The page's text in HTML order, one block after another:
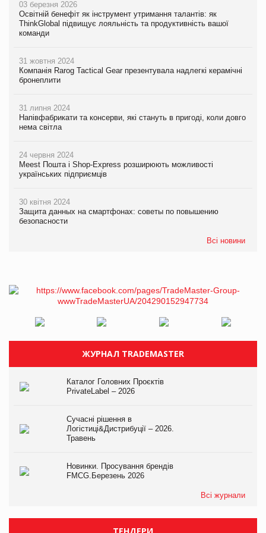
03 березня 2026
Освітній бенефіт як інструмент утримання талантів: як
ThinkGlobal підвищує лояльність та продуктивність вашої
команди
31 жовтня 2024
Компанія Rarog Tactical Gear презентувала надлегкі керамічні
бронеплити
31 липня 2024
Напівфабрикати та консерви, які стануть в пригоді, коли довго
нема світла
24 червня 2024
Meest Пошта і Shop-Express розширюють можливості
українських підприємців
30 квітня 2024
Защита данных на смартфонах: советы по повышению
безопасности
Всі новини
ЖУРНАЛ TRADEMASTER
Каталог Головних Проєктів
PrivateLabel – 2026
Сучасні рішення в
Логістиці&Дистрибуції – 2026.
Травень
Новинки. Просування брендів
FMCG.Березень 2026
Всі журнали
ТЕНДЕРИ